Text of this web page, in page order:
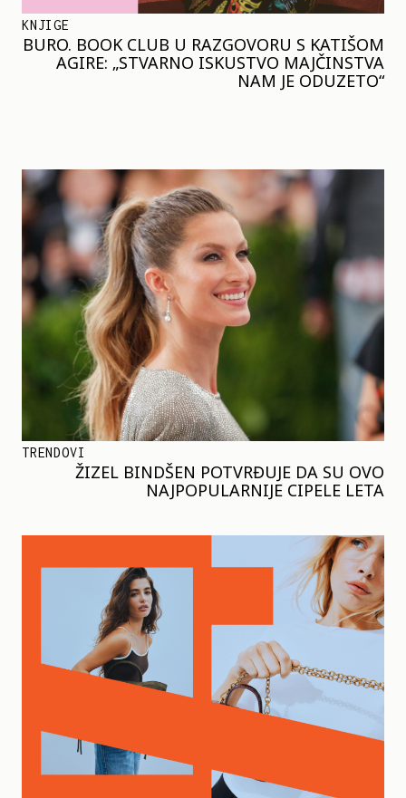
KNJIGE
BURO. BOOK CLUB U RAZGOVORU S KATIŠOM
AGIRE: „STVARNO ISKUSTVO MAJČINSTVA
NAM JE ODUZETO“
TRENDOVI
ŽIZEL BINDŠEN POTVRĐUJE DA SU OVO
NAJPOPULARNIJE CIPELE LETA